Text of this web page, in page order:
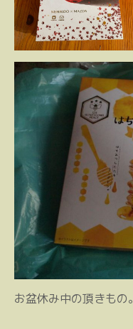
お盆休み中の頂きもの。